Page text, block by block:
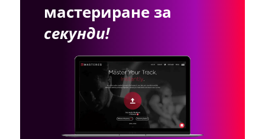
мастериране за
секунди!